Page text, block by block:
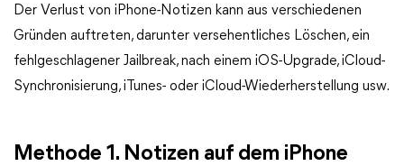
Der Verlust von iPhone-Notizen kann aus verschiedenen
Gründen auftreten, darunter versehentliches Löschen, ein
fehlgeschlagener Jailbreak, nach einem iOS-Upgrade, iCloud-
Synchronisierung, iTunes- oder iCloud-Wiederherstellung usw.
Methode 1. Notizen auf dem iPhone